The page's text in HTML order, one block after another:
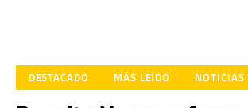
DESTACADO MÁS LEÍDO NOTICIAS